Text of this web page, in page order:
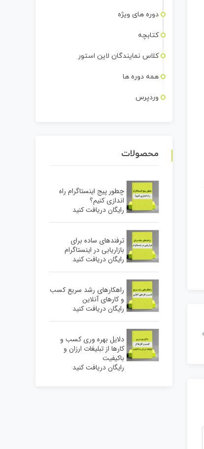
دوره های ویژه
کتابچه
کلاس نمایندگان لاین استور
همه دوره ها
وردپرس
محصولات
چطور پیج اینستاگرام راه
اندازی کنیم؟
رایگان دریافت کنید
ترفندهای ساده برای
بازاریابی در اینستاگرام
رایگان دریافت کنید
راهکارهای رشد سریع کسب
و کارهای آنلاین
رایگان دریافت کنید
دلایل بهره وری کسب و
کارها از تبلیغات ارزان و
باکیفیت
رایگان دریافت کنید